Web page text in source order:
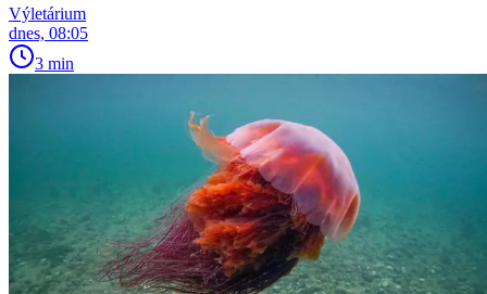
Výletárium
dnes, 08:05
3 min